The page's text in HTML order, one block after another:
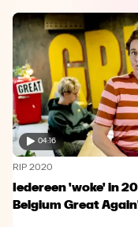
04:16
RIP 2020
Iedereen 'woke' in
Belgium Great